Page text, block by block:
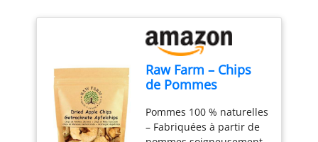
Raw Farm – Chips
de Pommes
Tranches de
Pommes 100%
Pommes 100 % naturelles
– Fabriquées à partir de